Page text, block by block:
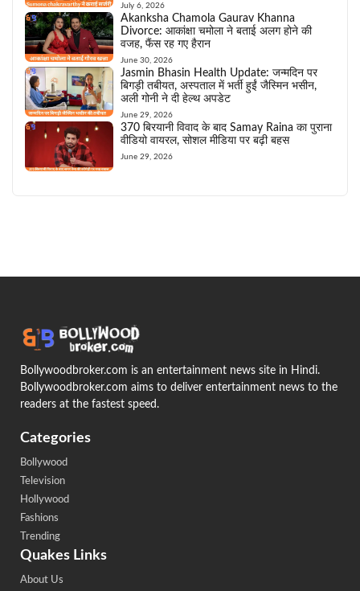
July 6, 2026
Akanksha Chamola Gaurav Khanna
Divorce: आकांक्षा चमोला ने बताई अलग होने की
वजह, फैंस रह गए हैरान
June 30, 2026
Jasmin Bhasin Health Update: जन्मदिन पर
बिगड़ी तबीयत, अस्पताल में भर्ती हुईं जैस्मिन भसीन,
अली गोनी ने दी हेल्थ अपडेट
June 29, 2026
370 बिरयानी विवाद के बाद Samay Raina का पुराना
वीडियो वायरल, सोशल मीडिया पर बढ़ी बहस
June 29, 2026
Bollywoodbroker.com is an entertainment news site in Hindi.
Bollywoodbroker.com aims to deliver entertainment news to the
readers at the fastest speed.
Categories
Bollywood
Television
Hollywood
Fashions
Trending
Quakes Links
About Us